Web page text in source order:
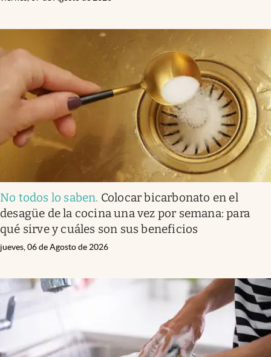
No todos lo saben. Colocar bicarbonato en el
desagüe de la cocina una vez por semana: para
qué sirve y cuáles son sus beneficios
jueves, 06 de Agosto de 2026